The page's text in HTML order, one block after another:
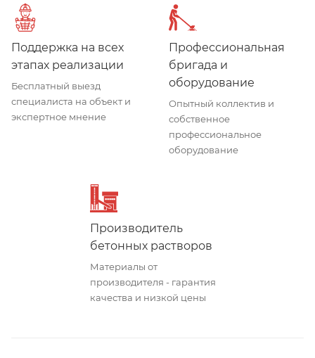
Поддержка на всех
этапах реализации
Бесплатный выезд
специалиста на объект и
экспертное мнение
Профессиональная
бригада и
оборудование
Опытный коллектив и
собственное
профессиональное
оборудование
Производитель
бетонных растворов
Материалы от
производителя - гарантия
качества и низкой цены